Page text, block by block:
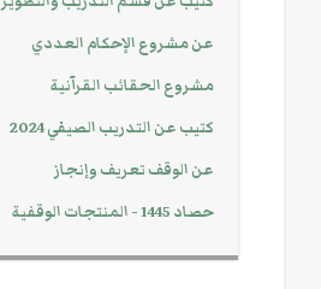
عن مشروع الإحكام العددي
مشروع الحقائب القرآنية
كتيب عن التدريب الصيفي 2024
عن الوقف تعريف وإنجاز
حصاد 1445 - المنتجات الوقفية